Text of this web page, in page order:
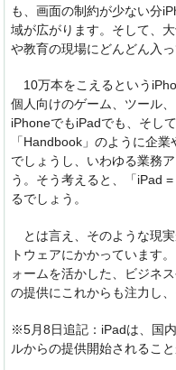
も、画面の制約が少ない分
域が広がります。そして、
や教育の現場にどんどん入
10万本をこえるという
個人向けのゲーム、ツール
iPhoneでもiPadでも、そし
「Handbook」のように企
でしょうし、いわゆる業務
う。そう考えると、「iPad
るでしょう。
とは言え、そのような現
トウェアにかかっています
ォームを活かした、ビジネ
の提供にこれからも注力し
※5月8日追記：iPadは、国
ルからの提供開始されるこ